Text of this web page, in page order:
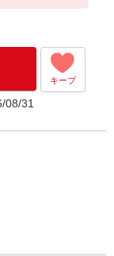
キープ
08/31